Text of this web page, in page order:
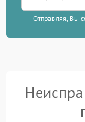
Отправляя, Вы